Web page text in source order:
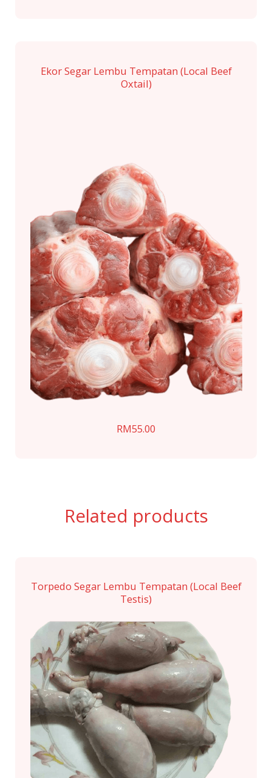
Ekor Segar Lembu Tempatan (Local Beef
Oxtail)
RM55.00
Related products
Torpedo Segar Lembu Tempatan (Local Beef
Testis)